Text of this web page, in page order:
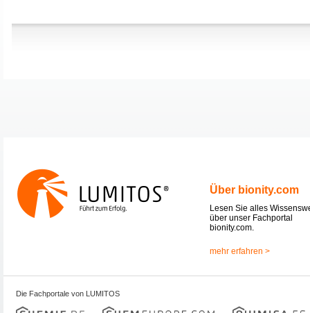
Über bionity.com
Lesen Sie alles
über unser Fachportal
bionity.com.
mehr erfahren >
Die Fachportale von LUMITOS